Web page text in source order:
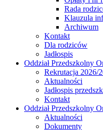
Rada
Klauzula
Archiwum
Kontakt
Dla rodziców
Jadłospis
Oddział Przedszkolny
Rekrutacja 2026/
Aktualności
Jadłospis
Kontakt
Oddział Przedszkolny
Aktualności
Dokumenty